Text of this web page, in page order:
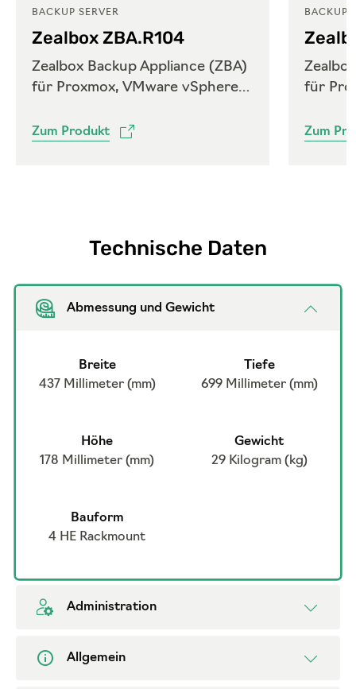
BACKUP SERVER
Zealbox ZBA.R104
Zealbox Backup Appliance (ZBA)
für Proxmox, VMware vSphere
Zum Produkt
BACKUP
für
Zum
Technische Daten
Abmessung und Gewicht
Breite
437 Millimeter (mm)
Tiefe
699 Millimeter (mm)
Höhe
178 Millimeter (mm)
Gewicht
29 Kilogram (kg)
Bauform
4 HE Rackmount
Administration
Allgemein